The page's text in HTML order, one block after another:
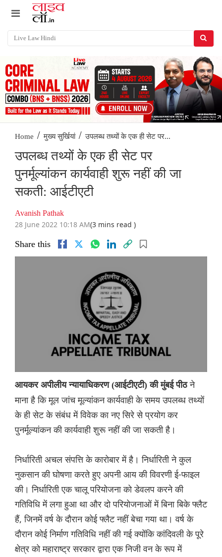
Home / मुख्य सुर्खियां / उपलब्ध तथ्यों के एक ही सेट पर...
उपलब्ध तथ्यों के एक ही सेट पर
पुनर्मूल्यांकन कार्यवाही शुरू नहीं की जा
सकती: आईटीएटी
Avanish Pathak
28 June 2022 10:18 AM(3 mins read )
Share this
आयकर अपीलीय न्यायाधिकरण (आईटीएटी) की मुंबई पीठने
माना है कि मूल जांच मूल्यांकन कार्यवाही के समय उपलब्ध तथ्यों
के ही सेट के संबंध में विवेक का नए सिरे से प्रयोग कर
पुनर्मूल्यांकन की कार्यवाही शुरू नहीं की जा सकती है।
निर्धारिती अचल संपत्ति के कारोबार में है। निर्धारिती ने कुल
नुकसान की घोषणा करते हुए अपनी आय की विवरणी ई-फाइल
की। निर्धारिती एक चालू परियोजना को डेवलप करने की
गतिविधि में लगा हुआ था और दो परियोजनाओं में बिना बिके फ्लैट
हैं, जिनमें वर्ष के दौरान कोई फ्लैट नहीं बेचा गया था। वर्ष के
दौरान कोई निर्माण गतिविधि नहीं की गई क्योंकि कांदिवली के पूरे
क्षेत्र को महाराष्ट्र सरकार द्वारा एक निजी वन के रूप में